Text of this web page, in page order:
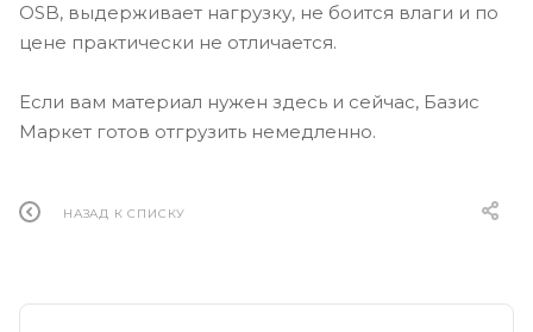
OSB, выдерживает нагрузку, не боится влаги и по
цене практически не отличается.
Если вам материал нужен здесь и сейчас, Базис
Маркет готов отгрузить немедленно.
НАЗАД К СПИСКУ